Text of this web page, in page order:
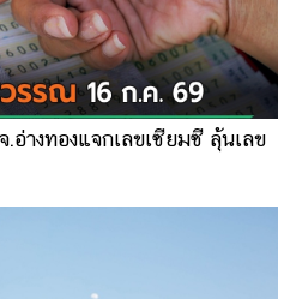
างทองแจกเลขเซียมซี ลุ้นเลข